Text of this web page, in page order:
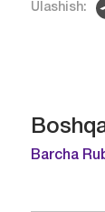
Ulashish:
Barcha